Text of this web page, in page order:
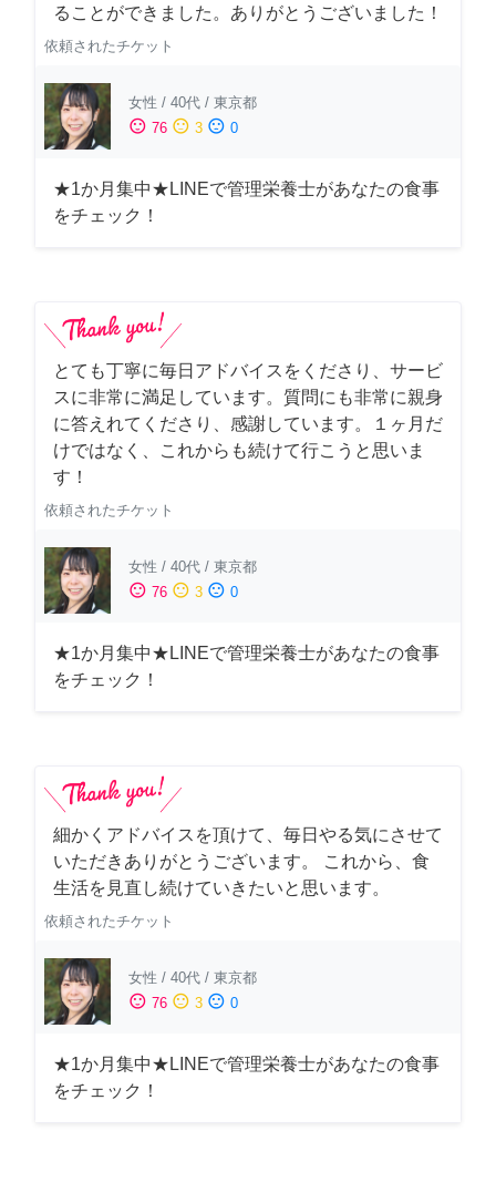
ることができました。ありがとうございました！
依頼されたチケット
女性 / 40代 / 東京都
sentiment_satisfied 76 sentiment_neutral 3 sentiment_dissatisfied 0
★1か月集中★LINEで管理栄養士があなたの食事
をチェック！
とても丁寧に毎日アドバイスをくださり、サービ
スに非常に満足しています。質問にも非常に親身
に答えれてくださり、感謝しています。１ヶ月だ
けではなく、これからも続けて行こうと思いま
す！
依頼されたチケット
女性 / 40代 / 東京都
sentiment_satisfied 76 sentiment_neutral 3 sentiment_dissatisfied 0
★1か月集中★LINEで管理栄養士があなたの食事
をチェック！
細かくアドバイスを頂けて、毎日やる気にさせて
いただきありがとうございます。 これから、食
生活を見直し続けていきたいと思います。
依頼されたチケット
女性 / 40代 / 東京都
sentiment_satisfied 76 sentiment_neutral 3 sentiment_dissatisfied 0
★1か月集中★LINEで管理栄養士があなたの食事
をチェック！